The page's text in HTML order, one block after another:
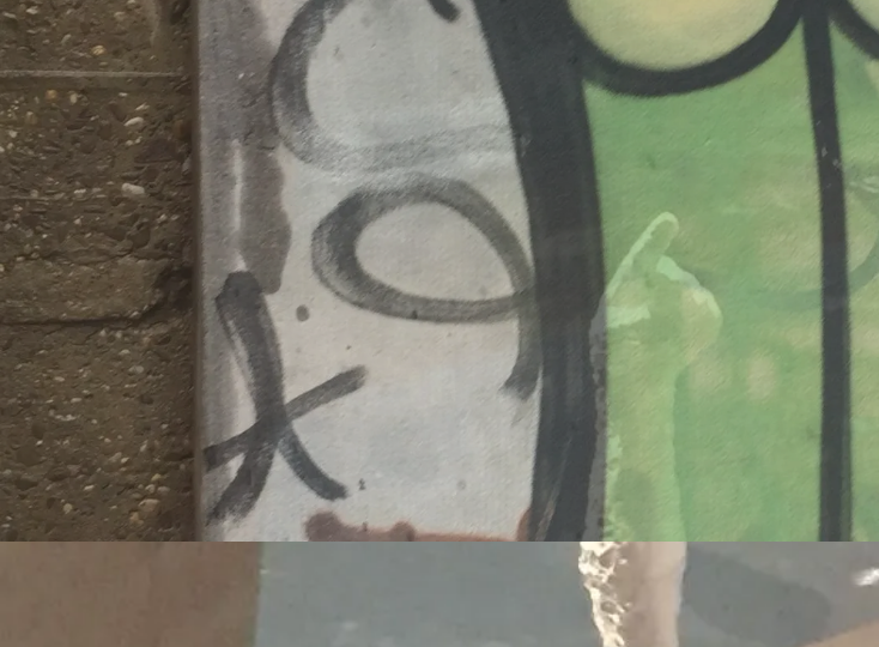
Migrationsmodelle
https://www.falter.at/
wei-modelle-fuer-
Veröffentlicht am vonRaimund Löw